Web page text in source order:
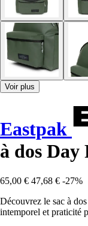
Voir plus
Eastpak
à dos Day
65,00 € 47,68 € -27%
Découvrez le sac à
intemporel et praticité